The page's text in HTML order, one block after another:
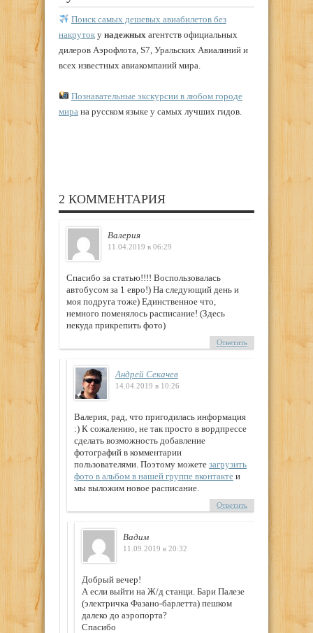
Поиск самых дешевых авиабилетов без
накруток у надежных агентств официальных
дилеров Аэрофлота, S7, Уральских Авиалиний и
всех известных авиакомпаний мира.
Познавательные экскурсии в любом городе
мира на русском языке у самых лучших гидов.
2 КОММЕНТАРИЯ
Валерия
11.04.2019 в 06:29
Спасибо за статью!!!! Воспользовалась
автобусом за 1 евро!) На следующий день и
моя подруга тоже) Единственное что,
немного поменялось расписание! (Здесь
некуда прикрепить фото)
Ответить
Андрей Секачев
14.04.2019 в 10:26
Валерия, рад, что пригодилась информация
:) К сожалению, не так просто в вордпрессе
сделать возможность добавление
фотографий в комментарии
пользователями. Поэтому можете загрузить
фото в альбом в нашей группе вконтакте и
мы выложим новое расписание.
Ответить
Вадим
11.09.2019 в 20:32
Добрый вечер!
А если выйти на Ж/д станци. Бари Палезе
(электричка Фазано-барлетта) пешком
далеко до аэропорта?
Спасибо